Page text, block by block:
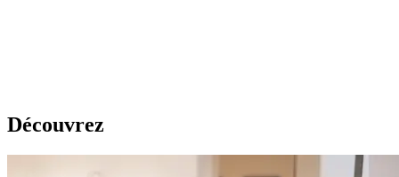
Découvrez